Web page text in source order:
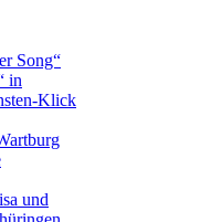
Song“
in
Klick
und